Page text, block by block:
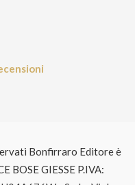
Bonfirraro Editore è
BOSE GIESSE P.IVA: